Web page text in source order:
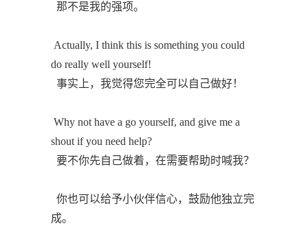
那不是我的强项。
Actually, I think this is something you could
do really well yourself!
事实上，我觉得您完全可以自己做好！
Why not have a go yourself, and give me a
shout if you need help?
要不你先自己做着，在需要帮助时喊我？
你也可以给予小伙伴信心，鼓励他独立完
成。